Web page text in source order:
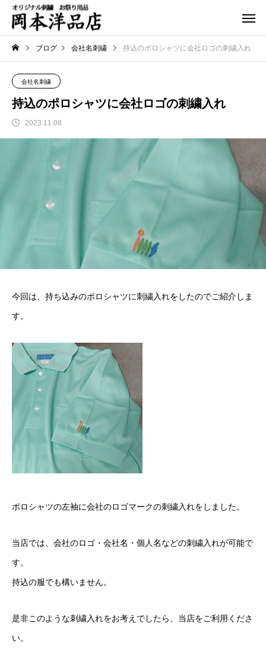
ブログ 会社名刺繍 持込のポロシャツに会社ロゴの刺繍入れ
会社名刺繍
持込のポロシャツに会社ロゴの刺繍入れ
2023.11.08
今回は、持ち込みのポロシャツに刺繍入れをしたのでご紹介しま
す。
ポロシャツの左袖に会社のロゴマークの刺繍入れをしました。
当店では、会社のロゴ・会社名・個人名などの刺繍入れが可能で
す。
持込の服でも構いません。
是非このような刺繍入れをお考えでしたら、当店をご利用くださ
い。